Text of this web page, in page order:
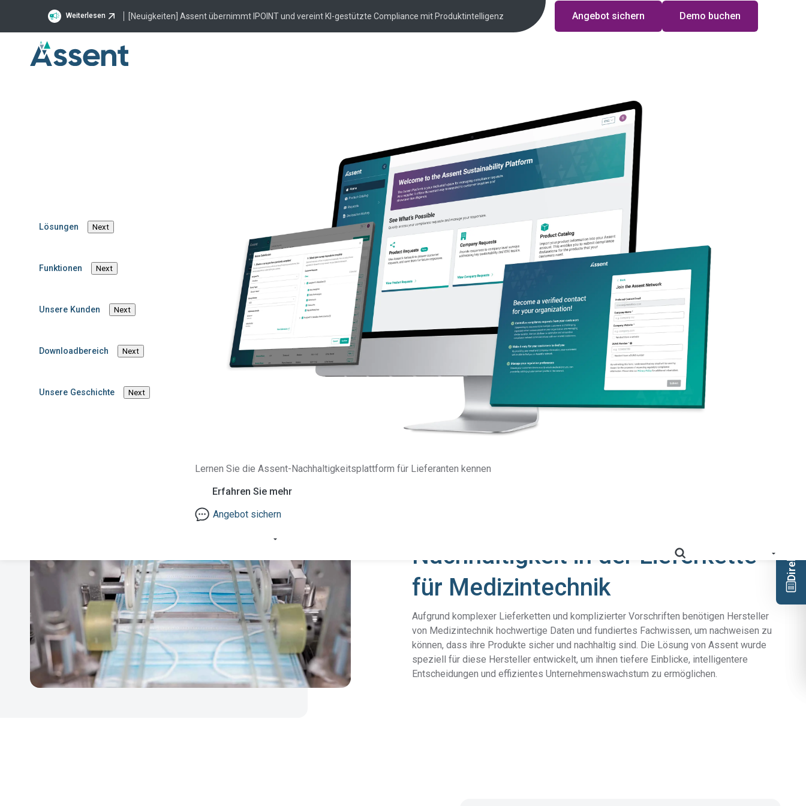
Weiterlesen [Neuigkeiten] Assent übernimmt IPOINT und vereint KI-gestützte Compliance mit Produktintelligenz Angebot sichern Demo buchen
Lösungen Next
Produktkonformität
Entdecken Sie unsere Lösung, mit der Sie standardisierte, geprüfte und nutzbare Daten zur Produktkonformität in
Ihrer Lieferkette erhalten.
Alle Lösungen ansehen
REACH
Compliance erfordert transparente Lieferketten. RoHS
Schlüsseln Sie Ihre Lieferkette detailliert auf, und
optimieren Sie Ihre Compliance.
TSCA
Besseres Wachstum mit der TSCA-Compliance-Lösung
Funktionen Next
Unsere Kunden Next
Downloadbereich Next
Unsere Geschichte Next
Lernen Sie die Assent-Nachhaltigkeitsplattform für Lieferanten kennen
Erfahren Sie mehr
Angebot sichern
Nachhaltigkeitslösung für die
Lieferkette von Herstellern von
Medizintechnik
Hersteller von Medizingeräten unterliegen äußerst strengen Kontrollen.
Dementsprechend müssen Compliance- sowie ESG-Programme (Umwelt,
Soziales und Unternehmensführung) stichhaltig, vertretbar und tiefgreifend
Nachhaltigkeit in der Lieferkette
für Medizintechnik
Aufgrund komplexer Lieferketten und komplizierter Vorschriften benötigen Hersteller
von Medizintechnik hochwertige Daten und fundiertes Fachwissen, um nachweisen zu
können, dass ihre Produkte sicher und nachhaltig sind. Die Lösung von Assent wurde
speziell für diese Hersteller entwickelt, um ihnen tiefere Einblicke, intelligentere
Entscheidungen und effizientes Unternehmenswachstum zu ermöglichen.